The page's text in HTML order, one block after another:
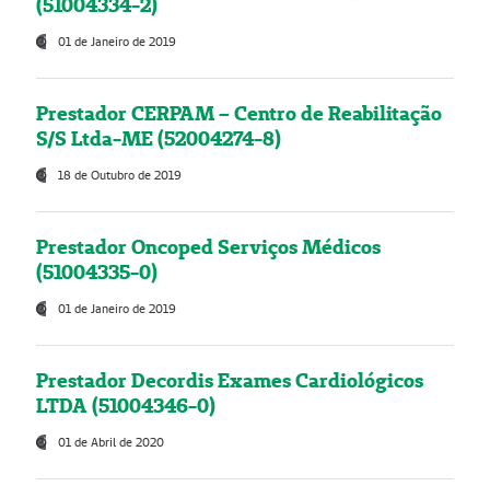
01 de Janeiro de 2019
Prestador CERPAM – Centro de Reabilitação
S/S Ltda-ME (52004274-8)
18 de Outubro de 2019
Prestador Oncoped Serviços Médicos
(51004335-0)
01 de Janeiro de 2019
Prestador Decordis Exames Cardiológicos
LTDA (51004346-0)
01 de Abril de 2020